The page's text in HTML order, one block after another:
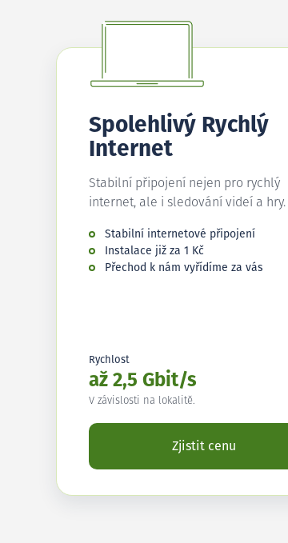
Spolehlivý Rychlý
Internet
Stabilní připojení nejen pro rychlý
internet, ale i sledování videí a hry.
Stabilní internetové připojení
Instalace již za 1 Kč
Přechod k nám vyřídíme za vás
Rychlost
až 2,5 Gbit/s
V závislosti na lokalitě.
Zjistit cenu